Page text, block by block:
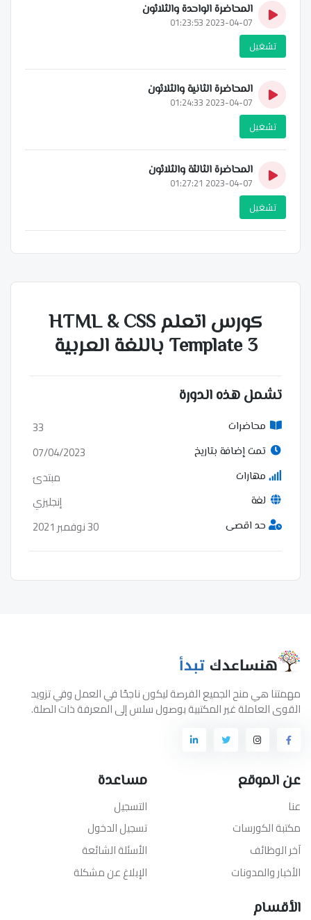
المحاضرة الواحدة والثلاثون
2023-04-07 01:23:53
تشغيل
المحاضرة الثانية والثلاثون
2023-04-07 01:24:33
تشغيل
المحاضرة الثالثة والثلاثون
2023-04-07 01:27:21
تشغيل
كورس اتعلم HTML & CSS
Template 3 باللغة العربية
تشمل هذه الدورة
محاضرات 33
تمت إضافة بتاريخ 07/04/2023
مهارات مبتدئ
لغة إنجليزي
حد اقصى 30 نوفمبر 2021
مهمتنا هي منح الجميع الفرصة ليكون ناجحًا في العمل وفي تزويد
القوى العاملة غير المكتبية بوصول سلس إلى المعرفة ذات الصلة.
عن الموقع
عنا
مكتبة الكورسات
آخر الوظائف
الأخبار والمدونات
مساعدة
التسجيل
تسجيل الدخول
الأسئلة الشائعة
الإبلاغ عن مشكلة
الأقسام